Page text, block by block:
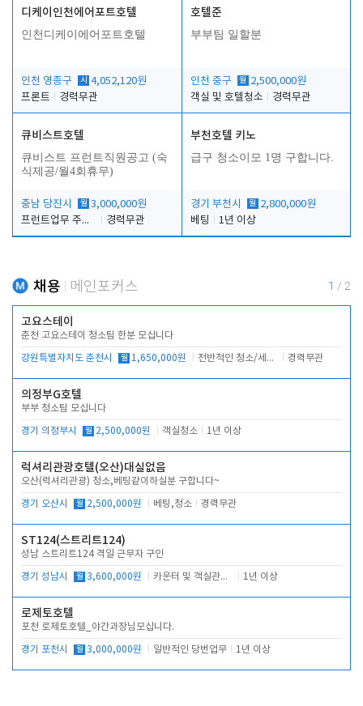
디케이인천에어포트호텔
인천디케이에어포트호텔
인천 영종구 시 4,052,120원
프론트
경력무관
호텔준
부부팀 일할분
인천 중구 월 2,500,000원
객실 및 호텔청소
경력무관
큐비스트호텔
큐비스트 프런트직원공고 (숙
식제공/월4회휴무)
충남 당진시 월 3,000,000원
프런트업무 주간, 야간
경력무관
부천호텔 키노
급구 청소이모 1명 구합니다.
경기 부천시 월 2,800,000원
베팅
1년 이상
채용 메인포커스 1 / 2
고요스테이
춘천 고요스테이 청소팀 한분 모십니다
강원특별자치도 춘천시 월 1,650,000원 전반적인 청소/세탁업무 경력무관
의정부G호텔
부부 청소팀 모십니다
경기 의정부시 월 2,500,000원 객실청소 1년 이상
럭셔리관광호텔(오산)대실없음
오산(럭셔리관광) 청소,베팅같이하실분 구합니다~
경기 오산시 월 2,500,000원 베팅,청소 경력무관
ST124(스트리트124)
성남 스트리트124 격일 근무자 구인
경기 성남시 월 3,600,000원 카운터 및 객실관리 전반 1년 이상
로제토호텔
포천 로제토호텔_야간과장님모십니다.
경기 포천시 월 3,000,000원 일반적인 당번업무 1년 이상